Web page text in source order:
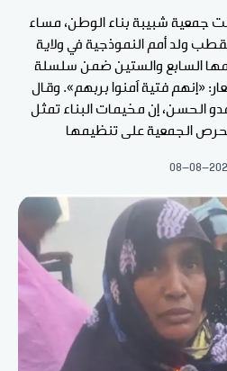
جمعية شبيبة بناء الوطن، مساء
ولد أمم النموذجية في ولاية
السابع والستين ضمن سلسلة
«إنهم فتية آمنوا بربهم». وقال
الحسن، إن مخيمات البناء تمثل
الجمعية على تنظيمها
08-08-